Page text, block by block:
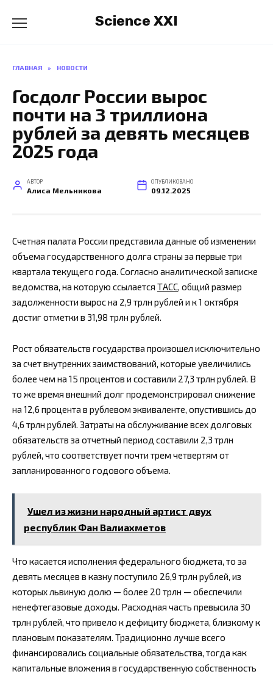
содержанию
Science XXI
ГЛАВНАЯ » НОВОСТИ
Госдолг России вырос
почти на 3 триллиона
рублей за девять месяцев
2025 года
АВТОР
Алиса Мельникова
ОПУБЛИКОВАНО
09.12.2025
Счетная палата России представила данные об изменении
объема государственного долга страны за первые три
квартала текущего года. Согласно аналитической записке
ведомства, на которую ссылается ТАСС, общий размер
задолженности вырос на 2,9 трлн рублей и к 1 октября
достиг отметки в 31,98 трлн рублей.
Рост обязательств государства произошел исключительно
за счет внутренних заимствований, которые увеличились
более чем на 15 процентов и составили 27,3 трлн рублей. В
то же время внешний долг продемонстрировал снижение
на 12,6 процента в рублевом эквиваленте, опустившись до
4,6 трлн рублей. Затраты на обслуживание всех долговых
обязательств за отчетный период составили 2,3 трлн
рублей, что соответствует почти трем четвертям от
запланированного годового объема.
Ушел из жизни народный артист двух
республик Фан Валиахметов
Что касается исполнения федерального бюджета, то за
девять месяцев в казну поступило 26,9 трлн рублей, из
которых львиную долю — более 20 трлн — обеспечили
ненефтегазовые доходы. Расходная часть превысила 30
трлн рублей, что привело к дефициту бюджета, близкому к
плановым показателям. Традиционно лучше всего
финансировались социальные обязательства, тогда как
капитальные вложения в государственную собственность